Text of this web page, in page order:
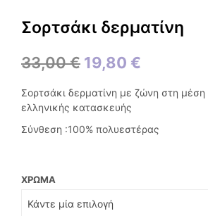
Σορτσάκι δερματίνη
33,00€ Original
price
was:
33,00 €.
19,80 €
τρέχουσα
είναι:
Σορτσάκι δερματίνη με ζώνη στη
ελληνικής κατασκευής
Σύνθεση :100% πολυεστέρας
ΧΡΏΜΑ